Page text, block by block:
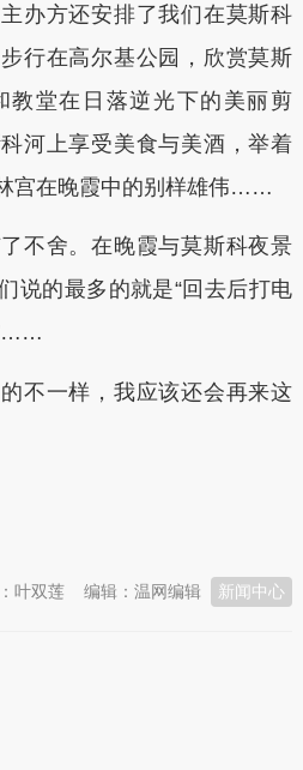
方还安排了我们在莫斯科
行在高尔基公园，欣赏莫斯
教堂在日落逆光下的美丽剪
河上享受美食与美酒，举着
宫在晚霞中的别样雄伟……
舍。在晚霞与莫斯科夜景
说的最多的就是“回去后打电
一样，我应该还会再来这
新闻中心
编辑：温网编辑
叶双莲